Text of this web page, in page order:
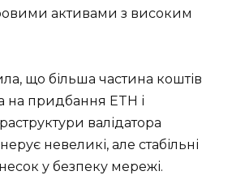
активами з високим
що більша частина коштів
на придбання ETH і
валідатора
невеликі, але стабільні
у безпеку мережі.